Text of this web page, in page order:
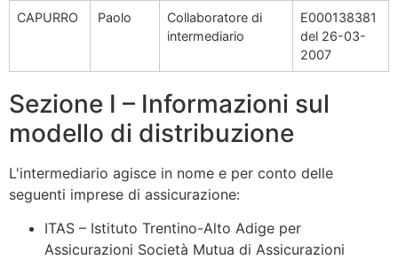
CAPURRO Paolo
Collaboratore di
intermediario
E000138381
del 26-03-
2007
Sezione I – Informazioni sul
modello di distribuzione
L'intermediario agisce in nome e per conto delle
seguenti imprese di assicurazione:
ITAS – Istituto Trentino-Alto Adige per
Assicurazioni Società Mutua di Assicurazioni